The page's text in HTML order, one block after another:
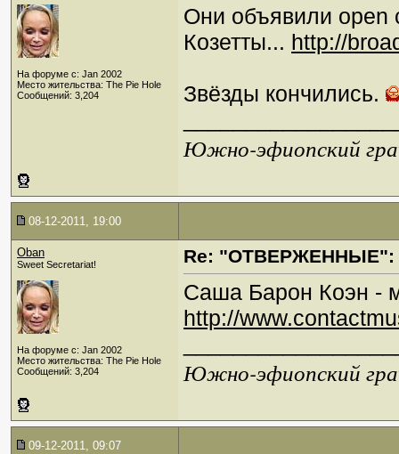
На форуме с: Jan 2002
Место жительства: The Pie Hole
Сообщений: 3,204
Они объявили open
Козетты... http://
Звёзды кончились.
Южно-эфиопский
08-12-2011, 19:00
Oban
Sweet Secretariat!
На форуме с: Jan 2002
Место жительства: The Pie Hole
Сообщений: 3,204
Re: "ОТВЕРЖЕННЫЕ":
Саша Барон Коэн -
http://
Южно-эфиопский
09-12-2011, 09:07